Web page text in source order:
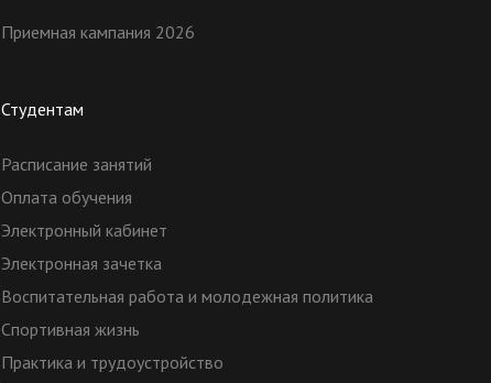
Приемная кампания 2026
Студентам
Расписание занятий
Оплата обучения
Электронный кабинет
Электронная зачетка
Воспитательная работа и молодежная политика
Спортивная жизнь
Практика и трудоустройство